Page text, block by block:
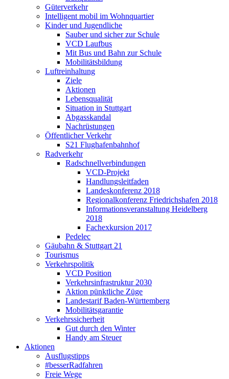
Güterverkehr
Intelligent mobil im Wohnquartier
Kinder und Jugendliche
Sauber und sicher zur Schule
VCD Laufbus
Mit Bus und Bahn zur Schule
Mobilitätsbildung
Luftreinhaltung
Ziele
Aktionen
Lebensqualität
Situation in Stuttgart
Abgasskandal
Nachrüstungen
Öffentlicher Verkehr
S21 Flughafenbahnhof
Radverkehr
Radschnellverbindungen
VCD-Projekt
Handlungsleitfaden
Landeskonferenz 2018
Regionalkonferenz Friedrichshafen 2018
Informationsveranstaltung Heidelberg
2018
Fachexkursion 2017
Pedelec
Gäubahn & Stuttgart 21
Tourismus
Verkehrspolitik
VCD Position
Verkehrsinfrastruktur 2030
Aktion pünktliche Züge
Landestarif Baden-Württemberg
Mobilitätsgarantie
Verkehrssicherheit
Gut durch den Winter
Handy am Steuer
Aktionen
Ausflugstipps
#besserRadfahren
Freie Wege